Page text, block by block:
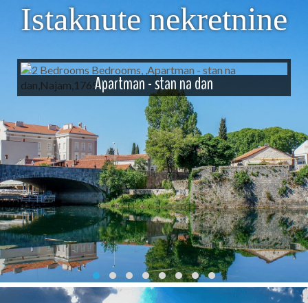
Istaknute nekretnine
Apartman - stan na dan